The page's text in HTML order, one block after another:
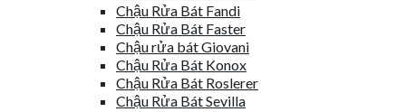
Chậu Rửa Bát Fandi
Chậu Rửa Bát Faster
Chậu rửa bát Giovani
Chậu Rửa Bát Konox
Chậu Rửa Bát Roslerer
Chậu Rửa Bát Sevilla